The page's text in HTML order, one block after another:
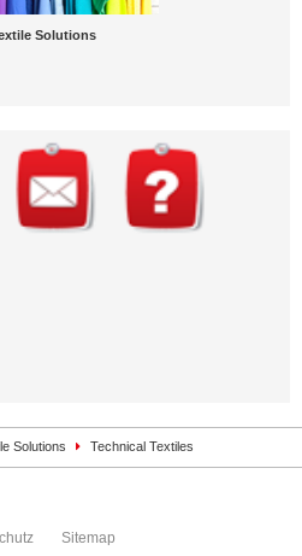
Solutions
Solutions Technical Textiles
Sitemap